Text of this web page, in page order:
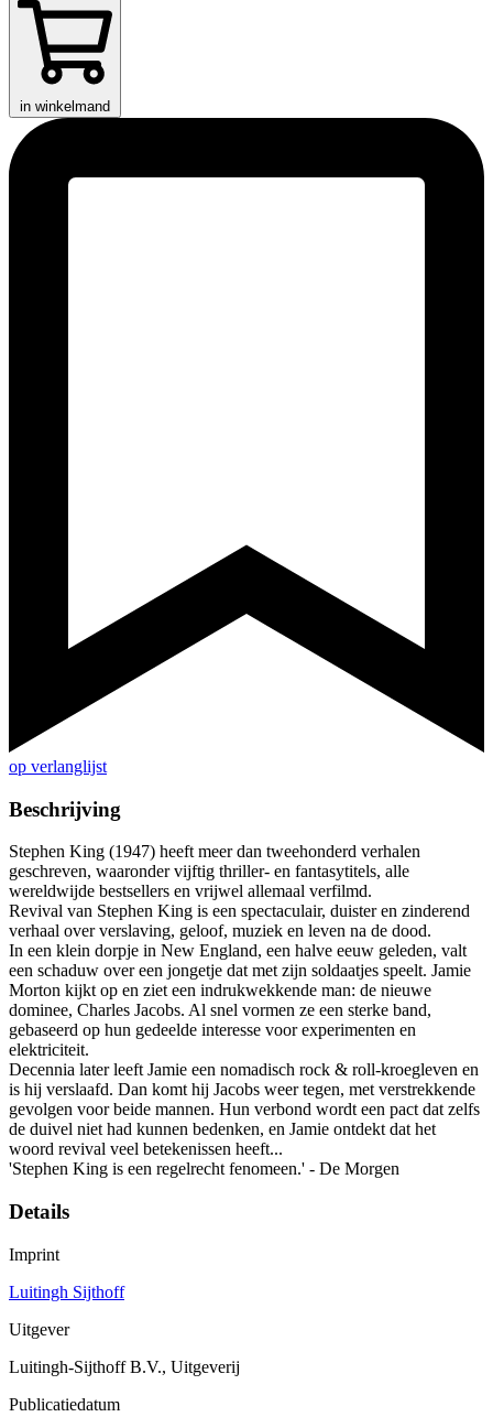
in winkelmand
op verlanglijst
Beschrijving
Stephen King (1947) heeft meer dan tweehonderd verhalen
geschreven, waaronder vijftig thriller- en fantasytitels, alle
wereldwijde bestsellers en vrijwel allemaal verfilmd.
Revival van Stephen King is een spectaculair, duister en zinderend
verhaal over verslaving, geloof, muziek en leven na de dood.
In een klein dorpje in New England, een halve eeuw geleden, valt
een schaduw over een jongetje dat met zijn soldaatjes speelt. Jamie
Morton kijkt op en ziet een indrukwekkende man: de nieuwe
dominee, Charles Jacobs. Al snel vormen ze een sterke band,
gebaseerd op hun gedeelde interesse voor experimenten en
elektriciteit.
Decennia later leeft Jamie een nomadisch rock & roll-kroegleven en
is hij verslaafd. Dan komt hij Jacobs weer tegen, met verstrekkende
gevolgen voor beide mannen. Hun verbond wordt een pact dat zelfs
de duivel niet had kunnen bedenken, en Jamie ontdekt dat het
woord revival veel betekenissen heeft...
'Stephen King is een regelrecht fenomeen.' - De Morgen
Details
Imprint
Luitingh Sijthoff
Uitgever
Luitingh-Sijthoff B.V., Uitgeverij
Publicatiedatum